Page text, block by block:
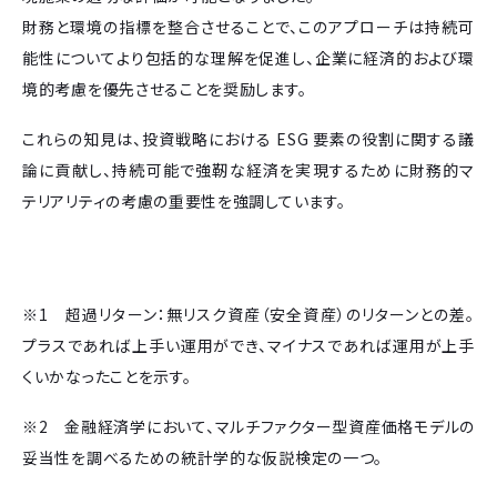
財務と環境の指標を整合させることで、このアプローチは持続可
能性についてより包括的な理解を促進し、企業に経済的および環
境的考慮を優先させることを奨励します。
これらの知見は、投資戦略における ESG 要素の役割に関する議
論に貢献し、持続可能で強靭な経済を実現するために財務的マ
テリアリティの考慮の重要性を強調しています。
※1 超過リターン：無リスク資産（安全資産）のリターンとの差。
プラスであれば上手い運用ができ、マイナスであれば運用が上手
くいかなったことを示す。
※2 金融経済学において、マルチファクター型資産価格モデルの
妥当性を調べるための統計学的な仮説検定の一つ。